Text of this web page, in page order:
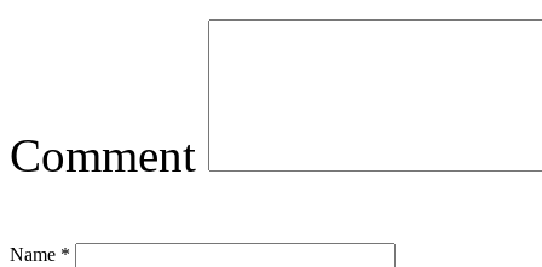
Comment
Name *